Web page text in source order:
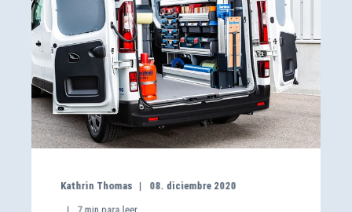
Kathrin Thomas 08. diciembre 2020